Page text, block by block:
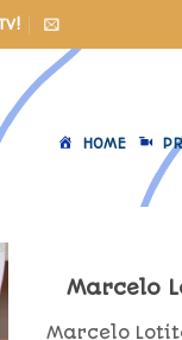
HOME
Marcelo
Marcelo